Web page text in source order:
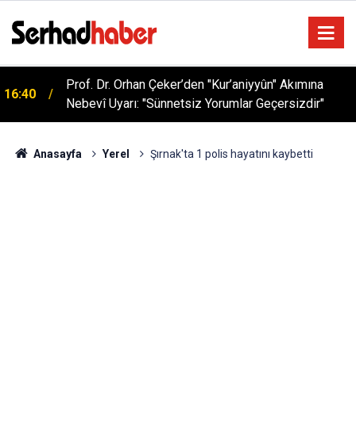
16:40
Prof. Dr. Orhan Çeker’den "Kur’aniyyûn" Akımına
Nebevî Uyarı: "Sünnetsiz Yorumlar Geçersizdir"
Anasayfa Yerel Şırnak'ta 1 polis hayatını kaybetti